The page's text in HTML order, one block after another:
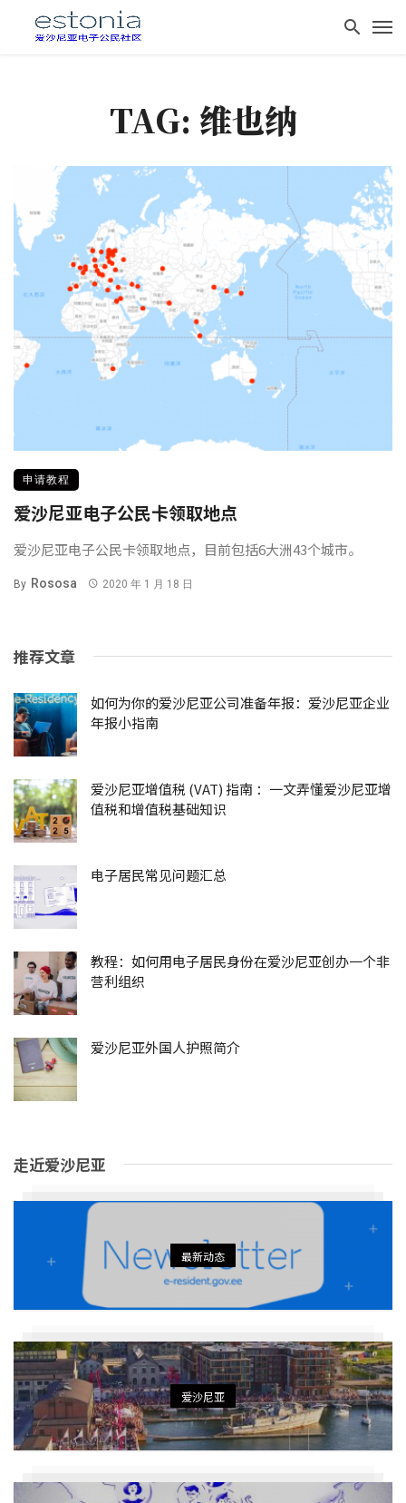
TAG: 维也纳
申请教程
爱沙尼亚电子公民卡领取地点
爱沙尼亚电子公民卡领取地点，目前包括6大洲43个城市。
By Rososa 2020 年 1 月 18 日
推荐文章
如何为你的爱沙尼亚公司准备年报：爱沙尼亚企业
年报小指南
爱沙尼亚增值税 (VAT) 指南 ：一文弄懂爱沙尼亚增
值税和增值税基础知识
电子居民常见问题汇总
教程：如何用电子居民身份在爱沙尼亚创办一个非
营利组织
爱沙尼亚外国人护照简介
走近爱沙尼亚
最新动态
爱沙尼亚